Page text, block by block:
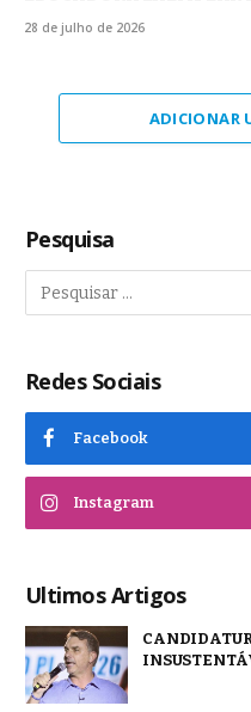
28 de julho de 2026
ADICIONAR
Pesquisa
Redes Sociais
Facebook
Instagram
Ultimos Artigos